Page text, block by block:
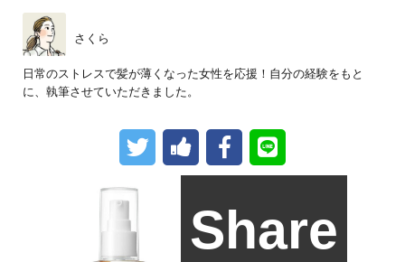
さくら
日常のストレスで髪が薄くなった女性を応援！自分の経験をもと
に、執筆させていただきました。
Share